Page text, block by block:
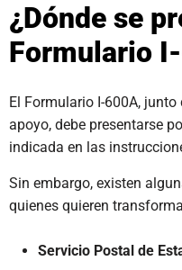
¿Dónde se
Formulario
El Formulario I-600A,
apoyo, debe presentarse
indicada en las
Sin embargo, existen
quienes quieren
Servicio Postal de